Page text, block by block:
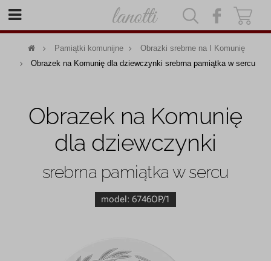
Pamiątki komunijne
Obrazki srebrne na I Komunię
Obrazek na Komunię dla dziewczynki srebrna pamiątka w sercu
Obrazek na Komunię
dla dziewczynki
srebrna pamiątka w sercu
model: 6746OP/1